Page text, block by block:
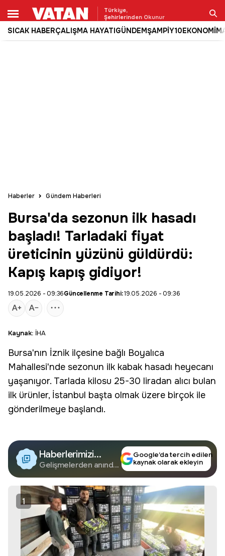
Türkiye,
Şehirlerinden Okunur
SICAK HABERÇALIŞMA HAYATIGÜNDEMŞAMPİY10EKONOMİ
Ara
Haberler Gündem Haberleri
Bursa'da sezonun ilk hasadı
başladı! Tarladaki fiyat
üreticinin yüzünü güldürdü:
Kapış kapış gidiyor!
19.05.2026 - 09:36Güncellenme Tarihi:19.05.2026 - 09:36
Kaynak: İHA
Bursa'nın İznik ilçesine bağlı Boyalıca
Mahallesi'nde sezonun ilk kabak hasadı heyecanı
yaşanıyor. Tarlada kilosu 25-30 liradan alıcı bulan
ilk ürünler, İstanbul başta olmak üzere birçok ile
gönderilmeye başlandı.
Haberlerimizi
Google'da Takip
Edin
Gelişmelerden anında
Google’da tercih edilen
kaynak olarak ekleyin
1